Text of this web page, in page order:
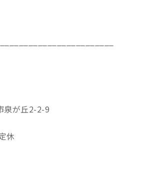
泉が丘2-2-9
休